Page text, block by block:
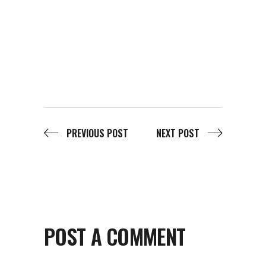
PREVIOUS POST NEXT POST
POST A COMMENT